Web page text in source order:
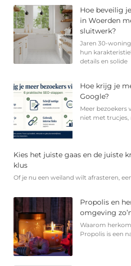
Hoe beveilig
in Woerden
sluitwerk?
Jaren 30-
hun
details en solide
Hoe krijg je
Google?
Meer bezoekers
niet met trucjes,
Kies het juiste gaas en de juiste
klus
Of je nu een weiland wilt afrasteren,
Propolis en
omgeving
Waarom
Propolis is een